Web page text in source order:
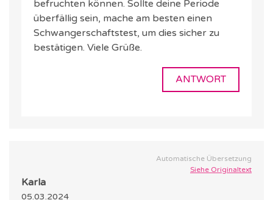
befruchten können. Sollte deine Periode
überfällig sein, mache am besten einen
Schwangerschaftstest, um dies sicher zu
bestätigen. Viele Grüße.
ANTWORT
Automatische Übersetzung
Siehe Originaltext
Karla
05.03.2024